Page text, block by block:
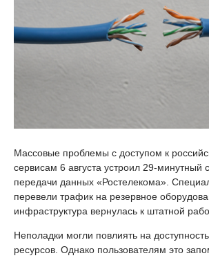
Массовые проблемы с доступом к
сервисам 6 августа устроил 29-минутный
передачи данных «Ростелекома».
перевели трафик на резервное
инфраструктура вернулась к штатной
Неполадки могли повлиять на
ресурсов. Однако пользователям это